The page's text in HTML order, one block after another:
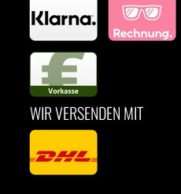
WIR VERSENDEN MIT